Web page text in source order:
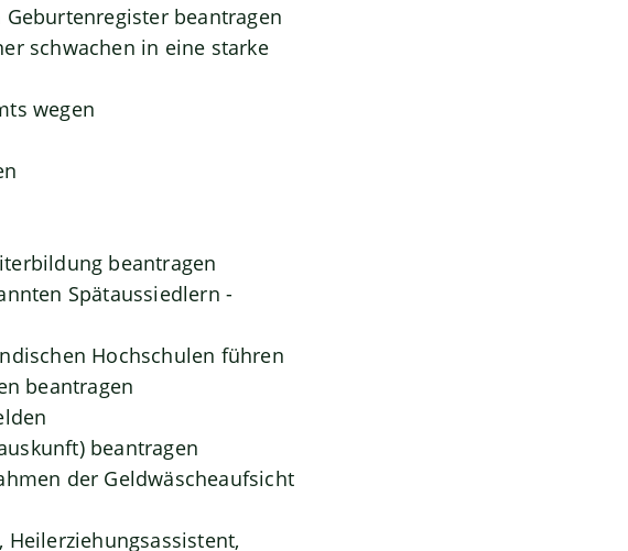
beantragen
schwachen in eine starke
wegen
beantragen
Spätaussiedlern -
Hochschulen führen
beantragen
beantragen
der Geldwäscheaufsicht